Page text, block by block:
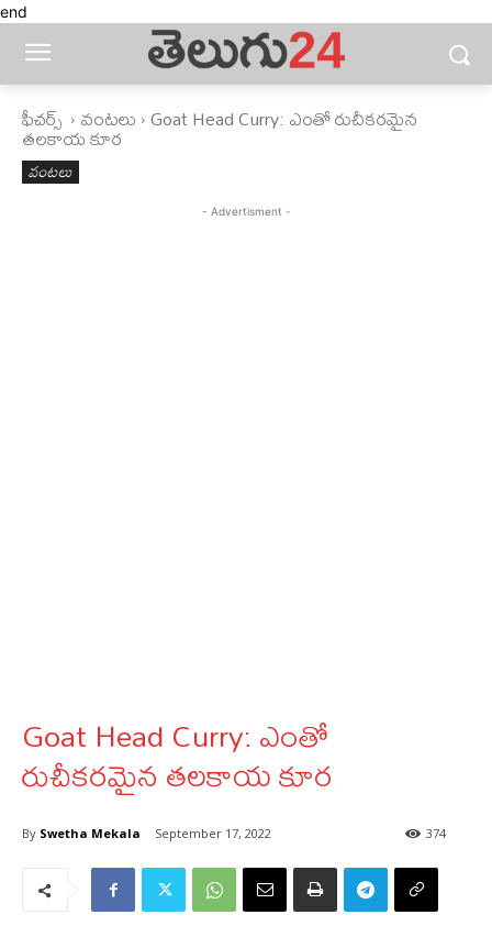
end
ఫీచ‌ర్స్ ‌ వంటలు Goat Head Curry: ఎంతో రుచీకరమైన
తలకాయ కూర
వంటలు
- Advertisment -
Goat Head Curry: ఎంతో
రుచీకరమైన తలకాయ కూర
By Swetha Mekala September 17, 2022 374